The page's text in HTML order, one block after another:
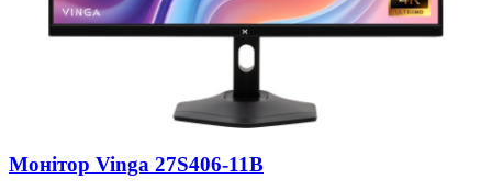
Монітор Vinga 27S406-11B